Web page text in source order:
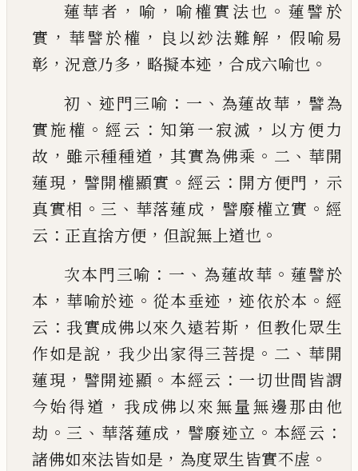
蓮華者 ， 喻 ， 喻權實法也 。 蓮譬於
實 ， 華譬於權 ， 良以玅法難解 ， 假喻易
彰 ， 況意乃多 ， 略擬本迹 ， 合成六喻也 。
初 、 迹門三喻 ： 一 、 為蓮故華 ， 譬為
實施權 。 經云 ： 知第一寂滅 ， 以方便力
故 ，雖示種種道 ， 其實為佛乘 。 二 、 華開
蓮現 ， 譬開權顯實 。 經云 ： 開方便門 ， 示
真實相 。 三 、 華落蓮成 ， 譬廢權立實 。 經
云 ： 正直捨方便 ， 但說無上道也 。
次本門三喻 ： 一 、 為蓮故華 。 蓮譬於
本 ， 華喻於迹 。 從本垂迹 ，迹依於本 。 經
云 ： 我實成佛以來久遠若斯 ， 但教化眾生
作如是說 ， 我少出家得三菩提 。 二 、 華開
蓮現 ， 譬開迹顯 。 本經云 ： 一切世間皆謂
今始得道 ， 我成佛以來無量無邊那由他
劫 。 三 、 華落蓮成 ， 譬廢迹立 。 本經云 ：
諸佛如來法皆如是 ， 為度眾生皆實不虗 。